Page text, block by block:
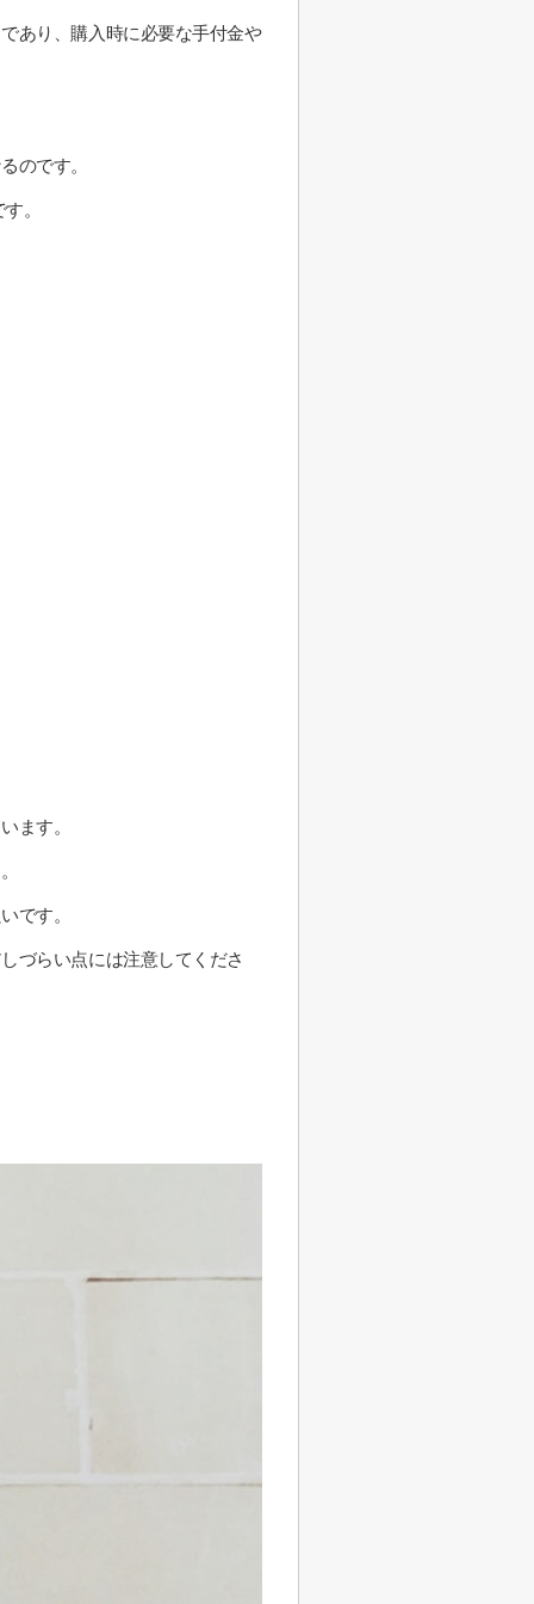
あり、購入時に必要な手付金や
のです。
。
ます。
です。
づらい点には注意してくださ